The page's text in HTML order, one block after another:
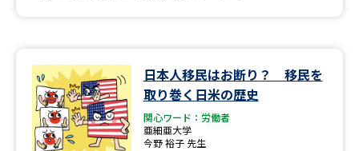
日本人移民はお断り？ 移民を
取り巻く日米の歴史
関心ワード：労働者
亜細亜大学
今野 裕子 先生